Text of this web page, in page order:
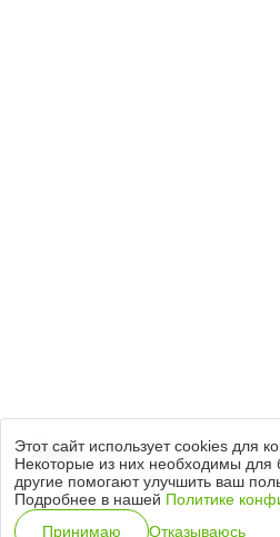
Специальная оценка
Этот сайт использует cookies для
Некоторые из них необходимы для
другие помогают улучшить ваш
Подробнее в нашей Политике
Принимаю
Отказываюсь